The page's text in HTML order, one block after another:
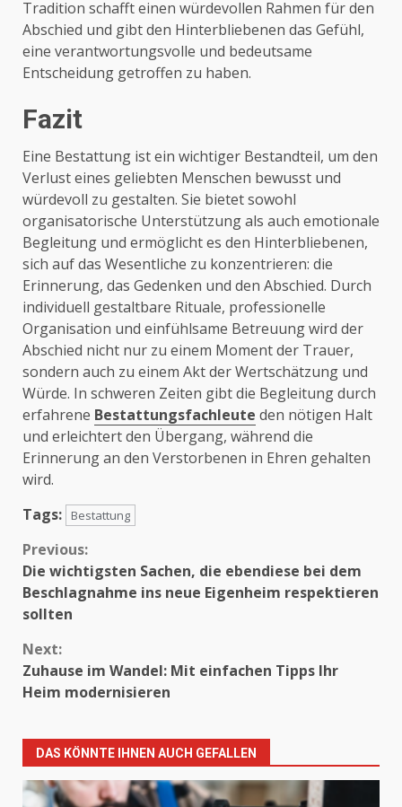
Tradition schafft einen würdevollen Rahmen für den
Abschied und gibt den Hinterbliebenen das Gefühl,
eine verantwortungsvolle und bedeutsame
Entscheidung getroffen zu haben.
Fazit
Eine Bestattung ist ein wichtiger Bestandteil, um den
Verlust eines geliebten Menschen bewusst und
würdevoll zu gestalten. Sie bietet sowohl
organisatorische Unterstützung als auch emotionale
Begleitung und ermöglicht es den Hinterbliebenen,
sich auf das Wesentliche zu konzentrieren: die
Erinnerung, das Gedenken und den Abschied. Durch
individuell gestaltbare Rituale, professionelle
Organisation und einfühlsame Betreuung wird der
Abschied nicht nur zu einem Moment der Trauer,
sondern auch zu einem Akt der Wertschätzung und
Würde. In schweren Zeiten gibt die Begleitung durch
erfahrene Bestattungsfachleute den nötigen Halt
und erleichtert den Übergang, während die
Erinnerung an den Verstorbenen in Ehren gehalten
wird.
Tags:
Bestattung
Continue
Reading
Previous:
Die wichtigsten Sachen, die ebendiese bei dem
Beschlagnahme ins neue Eigenheim respektieren
sollten
Next:
Zuhause im Wandel: Mit einfachen Tipps Ihr
Heim modernisieren
DAS KÖNNTE IHNEN AUCH GEFALLEN